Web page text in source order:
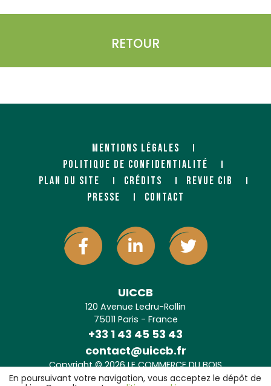
RETOUR
MENTIONS LÉGALES
POLITIQUE DE CONFIDENTIALITÉ
PLAN DU SITE
CRÉDITS
REVUE CIB
PRESSE
CONTACT
UICCB
120 Avenue Ledru-Rollin
75011 Paris - France
+33 1 43 45 53 43
contact@uiccb.fr
Copyright © 2026 LE COMMERCE DU BOIS
Agence web Paris: 6LAB
En poursuivant votre navigation, vous acceptez le dépôt de